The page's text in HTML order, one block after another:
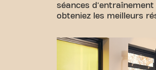
séances
obteniez les meilleurs